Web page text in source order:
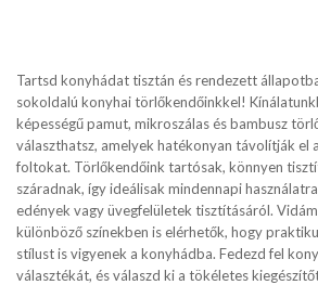
Tartsd konyhádat tisztán és rendezett
sokoldalú konyhai törlőkendőinkkel!
képességű pamut, mikroszálas és bambusz
választhatsz, amelyek hatékonyan távolítják el
foltokat. Törlőkendőink tartósak, könnyen
száradnak, így ideálisak mindennapi
edények vagy üvegfelületek tisztításáról.
különböző színekben is elérhetők, hogy
stílust is vigyenek a konyhádba. Fedezd fel
választékát, és válaszd ki a tökéletes